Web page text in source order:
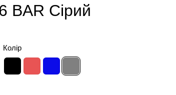
BAR Сірий
Колір